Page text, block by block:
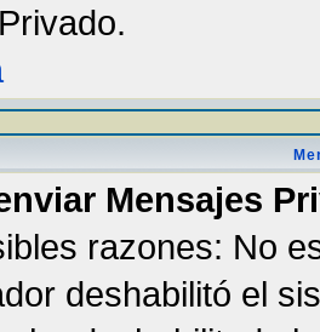
Mensajes
razones: No
deshabilitó el